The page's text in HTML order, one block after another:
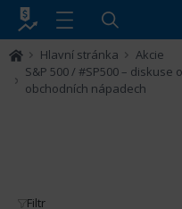
Hlavní stránka
Akcie
S&P 500 / #SP500 –
obchodních nápadech
Filtr